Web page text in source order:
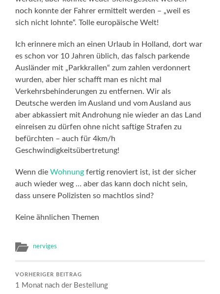
noch konnte der Fahrer ermittelt werden – „weil es
sich nicht lohnte“. Tolle europäische Welt!
Ich erinnere mich an einen Urlaub in Holland, dort war
es schon vor 10 Jahren üblich, das falsch parkende
Ausländer mit „Parkkrallen“ zum zahlen verdonnert
wurden, aber hier schafft man es nicht mal
Verkehrsbehinderungen zu entfernen. Wir als
Deutsche werden im Ausland und vom Ausland aus
aber abkassiert mit Androhung nie wieder an das Land
einreisen zu dürfen ohne nicht saftige Strafen zu
befürchten – auch für 4km/h
Geschwindigkeitsübertretung!
Wenn dieWohnung fertig renoviert ist, ist der sicher
auch wieder weg … aber das kann doch nicht sein,
dass unsere Polizisten so machtlos sind?
Keine ähnlichen Themen
nerviges
VORHERIGER BEITRAG
1 Monat nach der Bestellung